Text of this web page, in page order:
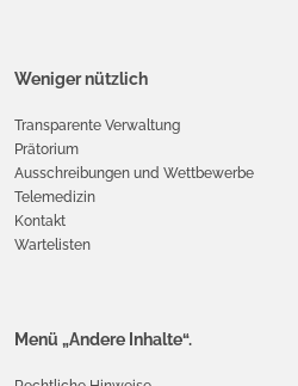
Weniger nützlich
Transparente Verwaltung
Prätorium
Ausschreibungen und Wettbewerbe
Telemedizin
Kontakt
Wartelisten
Menü „Andere Inhalte“.